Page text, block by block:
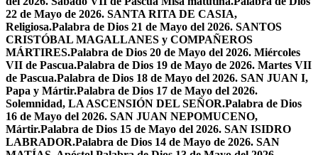
22 de Mayo de 2026. SANTA RITA DE CASIA,
Religiosa.Palabra de Dios 21 de Mayo del 2026. SANTOS
CRISTÓBAL MAGALLANES y COMPAÑEROS
MÁRTIRES.Palabra de Dios 20 de Mayo del 2026. Miércoles
VII de Pascua.Palabra de Dios 19 de Mayo de 2026. Martes VII
de Pascua.Palabra de Dios 18 de Mayo del 2026. SAN JUAN I,
Papa y Mártir.Palabra de Dios 17 de Mayo del 2026.
Solemnidad, LA ASCENSIÓN DEL SEÑOR.Palabra de Dios
16 de Mayo del 2026. SAN JUAN NEPOMUCENO,
Mártir.Palabra de Dios 15 de Mayo del 2026. SAN ISIDRO
LABRADOR.Palabra de Dios 14 de Mayo de 2026. SAN